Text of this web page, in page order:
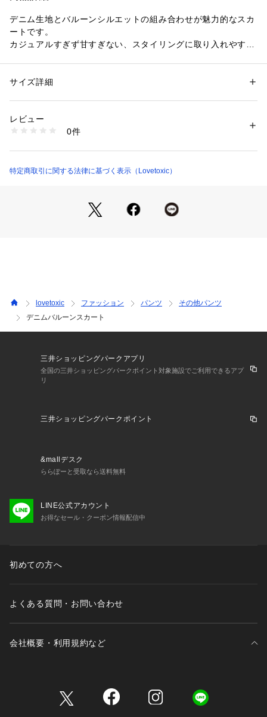
デニム生地とバルーンシルエットの組み合わせが魅力的なスカ
ートです。
カジュアルすぎず甘すぎない、スタイリングに取り入れやすい
す。
【透け感】透けない
【生地の厚さ】普通
【ポケット】あり
性別：キッズ・ベビー
素材：表地：綿100% 裏地：ポリエステル100%
洗濯：液温は30℃を限度とし、洗濯機で弱い洗濯処理ができる
漂白処理はできない
日陰でのつり干し乾燥がよい
ドライクリーニングができない
3510000002348
（モール）
8353106 （ショップ）
サイズ詳細
レビュー
0件
特定商取引に関する法律に基づく表示（Lovetoxic）
lovetoxic ファッション パンツ
その他パンツ
デニムバルーンスカート
三井ショッピングパークアプリ
全国の三井ショッピングパークポイント対象施設でご利用できるアプ
リ
三井ショッピングパークポイント
&mallデスク
ららぽーと受取なら送料無料
LINE公式アカウント
お得なセール・クーポン情報配信中
初めての方へ
よくある質問・お問い合わせ
会社概要・利用規約など